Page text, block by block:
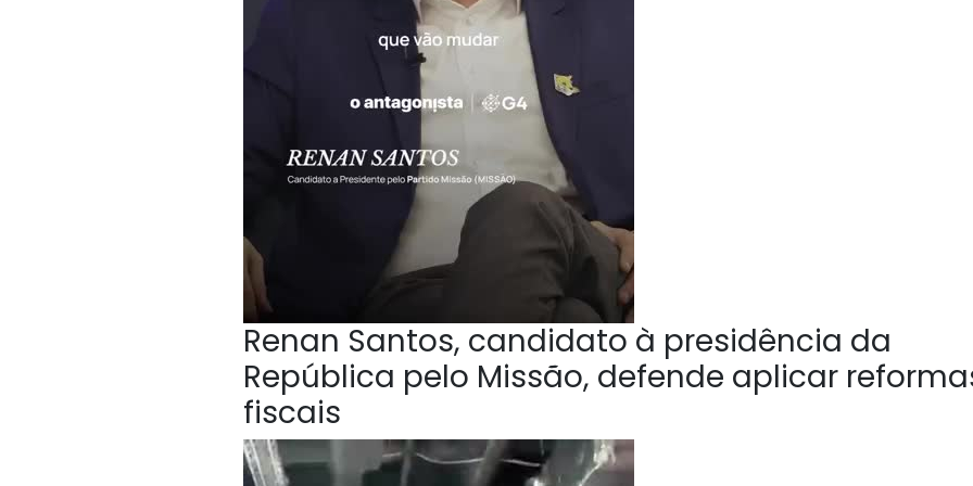
Renan Santos, candidato à presidência da
República pelo Missão, defende aplicar
fiscais